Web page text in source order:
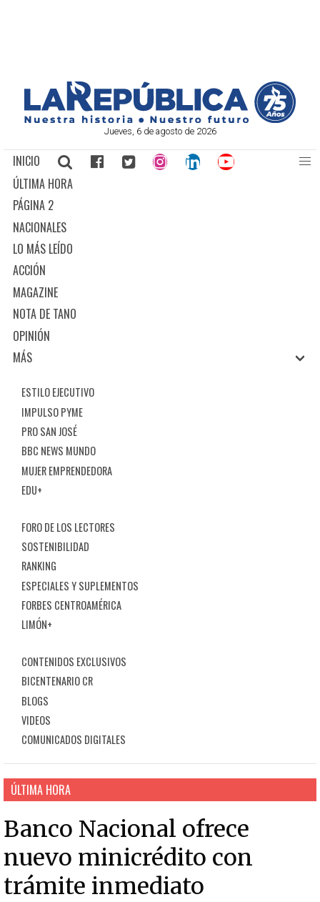
Jueves, 6 de agosto de 2026
INICIO
ÚLTIMA HORA
PÁGINA 2
NACIONALES
LO MÁS LEÍDO
ACCIÓN
MAGAZINE
NOTA DE TANO
OPINIÓN
MÁS
ESTILO EJECUTIVO
IMPULSO PYME
PRO SAN JOSÉ
BBC NEWS MUNDO
MUJER EMPRENDEDORA
EDU+
FORO DE LOS LECTORES
SOSTENIBILIDAD
RANKING
ESPECIALES Y SUPLEMENTOS
FORBES CENTROAMÉRICA
LIMÓN+
CONTENIDOS EXCLUSIVOS
BICENTENARIO CR
BLOGS
VIDEOS
COMUNICADOS DIGITALES
ÚLTIMA HORA
Banco Nacional ofrece
nuevo minicrédito con
trámite inmediato